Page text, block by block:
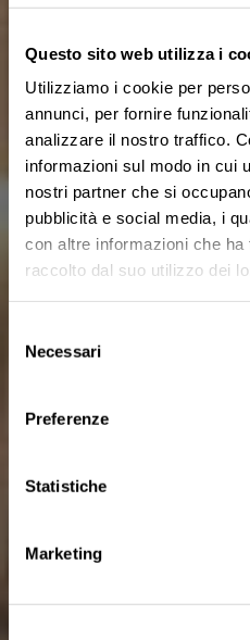
Questo sito web utilizza i
Utilizziamo i cookie per
annunci, per fornire
analizzare il nostro traffico.
informazioni sul modo in cui
nostri partner che si
pubblicità e social media, i
con altre informazioni che
raccolto dal suo utilizzo dei
delNecessari
Preferenze
Statistiche
Marketing